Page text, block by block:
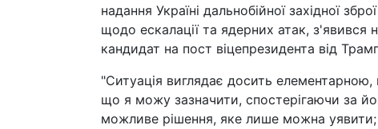
надання Україні дальнобійної західної
щодо ескалації та ядерних атак,
кандидат на пост віцепрезидента від
"Ситуація виглядає досить елементарною,
що я можу зазначити, спостерігаючи за
можливе рішення, яке лише можна